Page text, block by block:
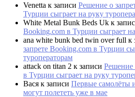
Venetta к записи Решение о
Турции сыграет на руку
White Metal Bunk Beds Uk к
Booking.com в Турции сыграет
ana white bunk bed twin over full к
запрете Booking.com в Турции
туроператорам
attack on titan 2 к записи Решение
в Турции сыграет на руку
Вася к записи Первые самолёты
могут полететь уже в мае